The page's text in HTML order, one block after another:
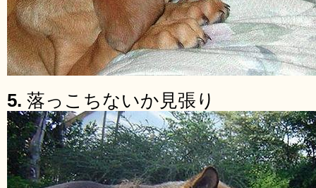
5. 落っこちないか見張り